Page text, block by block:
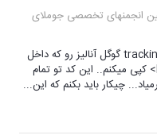
انجمنهای تخصصی جوملای
سلام و خسته نباشین من کد اسکریپت tracking id گوگل آنالیز رو که داخل
فایل index.php قالبم ... داخل تگ <body> کپی میکنم.. این کد تو تمام
چیکار باید بکنم که این...